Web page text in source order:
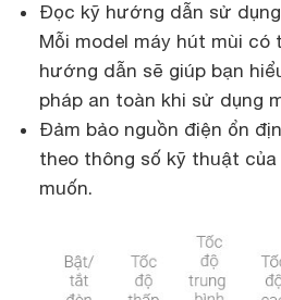
Đọc kỹ hướng dẫn sử
Mỗi model máy hút mùi
hướng dẫn sẽ giúp bạn
pháp an toàn khi sử dụng
Đảm bảo nguồn điện ổn
theo thông số kỹ thuật
muốn.